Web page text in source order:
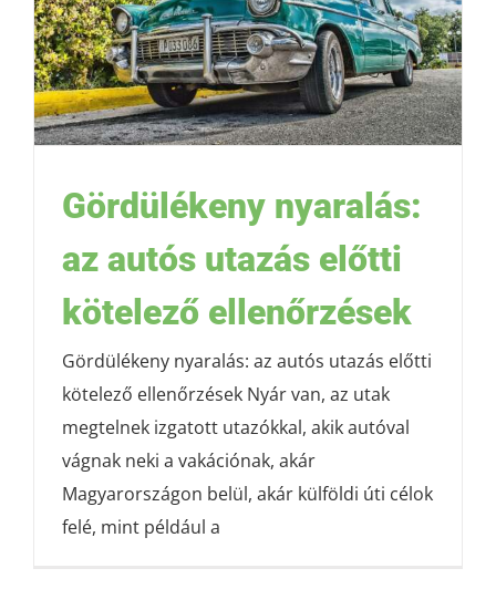
Gördülékeny nyaralás:
az autós utazás előtti
kötelező ellenőrzések
Gördülékeny nyaralás: az autós utazás előtti
kötelező ellenőrzések Nyár van, az utak
megtelnek izgatott utazókkal, akik autóval
vágnak neki a vakációnak, akár
Magyarországon belül, akár külföldi úti célok
felé, mint például a